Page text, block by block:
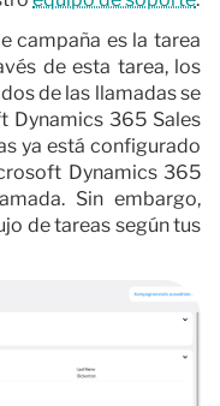
campaña es la tarea
de esta tarea, los
de las llamadas se
Dynamics 365 Sales
ya está configurado
Dynamics 365
Sin embargo,
de tareas según tus